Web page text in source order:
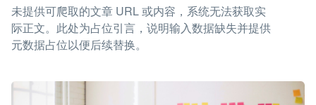
未提供可爬取的文章 URL 或内容，系统无法获取实
际正文。此处为占位引言，说明输入数据缺失并提供
元数据占位以便后续替换。